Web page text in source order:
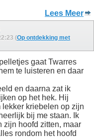
Lees Meer
(Op ontdekking met
gaat Twarres
te luisteren en daar
en daarna zat ik
op het hek. Hij
lekker kriebelen op zijn
bij me staan. Ik
zijn hoofd zitten, maar
rondom het hoofd